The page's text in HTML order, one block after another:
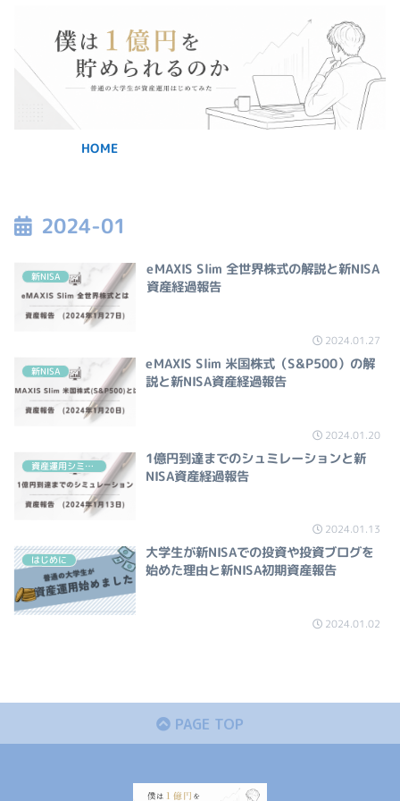
HOME
2024-01
新NISA eMAXIS Slim 全世界株式の解説と新NISA
資産経過報告
2024.01.27
新NISA eMAXIS Slim 米国株式（S&P500）の解
説と新NISA資産経過報告
2024.01.20
資産運用シミュレーション 1億円到達までのシュミレーションと新
NISA資産経過報告
2024.01.13
はじめに 大学生が新NISAでの投資や投資ブログを
始めた理由と新NISA初期資産報告
2024.01.02
PAGE TOP